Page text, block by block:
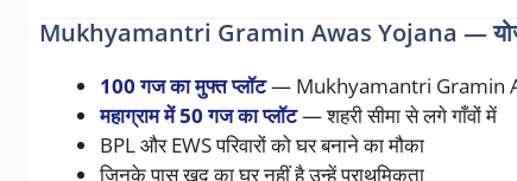
Mukhyamantri Gramin Awas Yojana —
100 गज का मुफ्त प्लॉट— Mukhyamantri Gramin
महाग्राम में 50 गज का प्लॉट— शहरी सीमा से लगे गाँवों में
BPL और EWS परिवारों को घर बनाने का मौका
जिनके पास खुद का घर नहीं है उन्हें प्राथमिकता